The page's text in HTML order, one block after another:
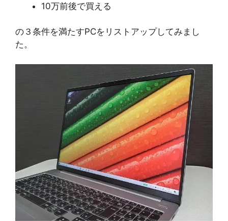
10万前後で買える
の３条件を満たすPCをリストアップしてみまし
た。